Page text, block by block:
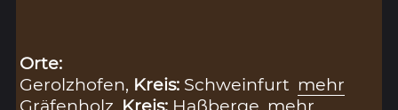
Orte:
Gerolzhofen, Kreis: Schweinfurt mehr
Gräfenholz, Kreis: Haßberge mehr